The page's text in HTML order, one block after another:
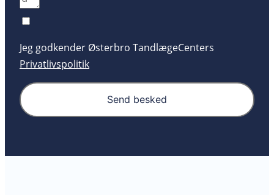
Jeg godkender Østerbro TandlægeCenters
Privatlivspolitik
Send besked